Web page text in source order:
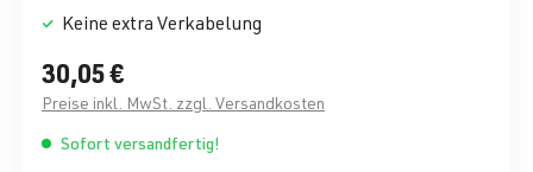
Keine extra Verkabelung
30,05 €
Preise inkl. MwSt. zzgl. Versandkosten
Sofort versandfertig!